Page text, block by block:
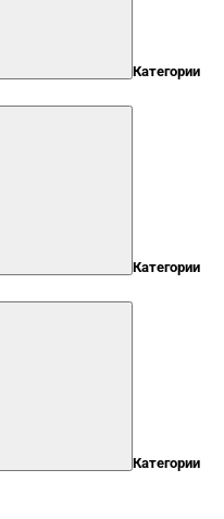
Категории
Категории
Категории